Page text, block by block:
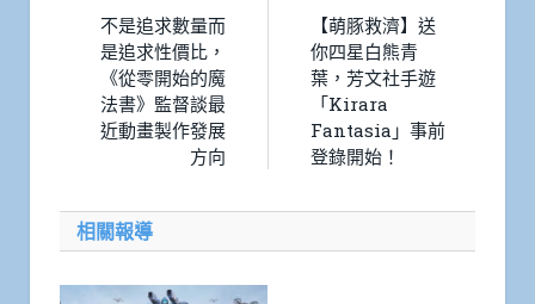
不是追求數量而
是追求性價比，
《從零開始的魔
法書》監督談最
近動畫製作發展
方向
【萌豚救濟】送
你四星白熊青
葉，芳文社手遊
「Kirara
Fantasia」事前
登錄開始！
相關報導